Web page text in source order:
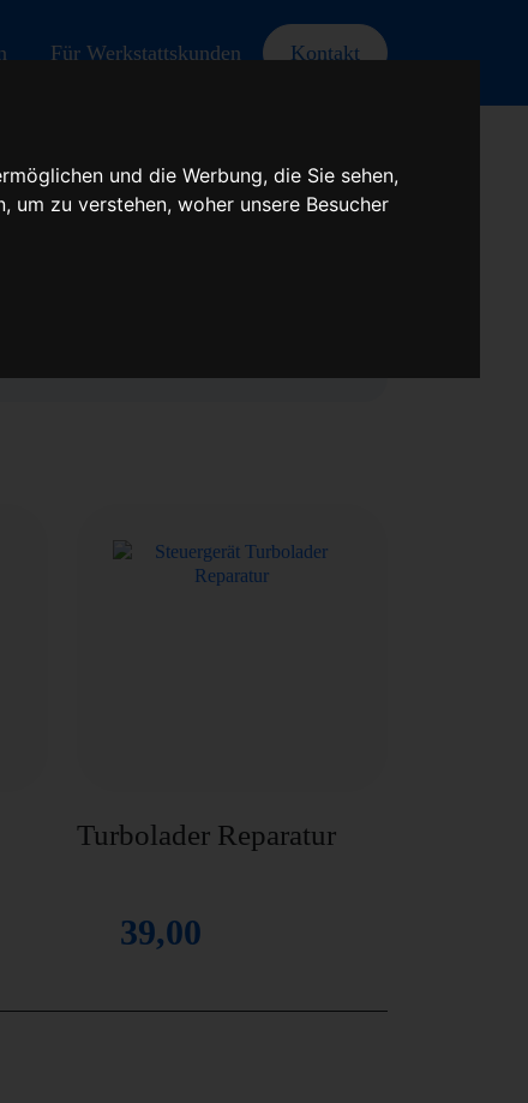
und die Werbung, die Sie sehen,
um zu verstehen, woher unsere Besucher
Für Werkstattskunden Kontakt
Turbolader Reparatur
39,00